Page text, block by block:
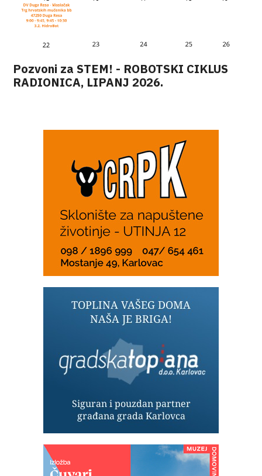
Pozvoni za STEM! - ROBOTSKI CIKLUS
RADIONICA, LIPANJ 2026.